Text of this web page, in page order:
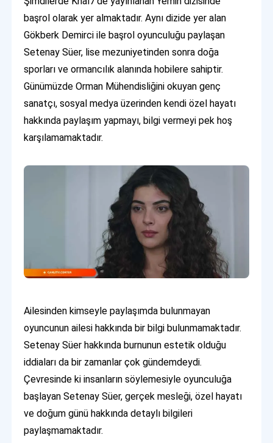
başrol olarak yer almaktadır. Aynı dizide yer alan
Gökberk Demirci ile başrol oyunculuğu paylaşan
Setenay Süer, lise mezuniyetinden sonra doğa
sporları ve ormancılık alanında hobilere sahiptir.
Günümüzde Orman Mühendisliğini okuyan genç
sanatçı, sosyal medya üzerinden kendi özel hayatı
hakkında paylaşım yapmayı, bilgi vermeyi pek hoş
karşılamamaktadır.
Ailesinden kimseyle paylaşımda bulunmayan
oyuncunun ailesi hakkında bir bilgi bulunmamaktadır.
Setenay Süer hakkında burnunun estetik olduğu
iddiaları da bir zamanlar çok gündemdeydi.
Çevresinde ki insanların söylemesiyle oyunculuğa
başlayan Setenay Süer, gerçek mesleği, özel hayatı
ve doğum günü hakkında detaylı bilgileri
paylaşmamaktadır.